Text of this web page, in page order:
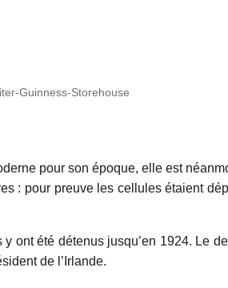
Guinness-Storehouse
pour son époque, elle est
: pour preuve les cellules étaient
ont été détenus jusqu’en 1924. Le
de l’Irlande.